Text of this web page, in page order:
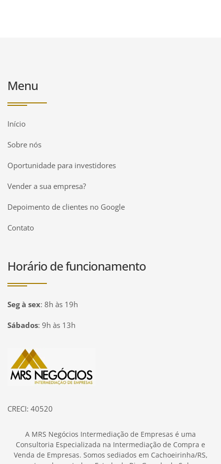
Menu
Início
Sobre nós
Oportunidade para investidores
Vender a sua empresa?
Depoimento de clientes no Google
Contato
Horário de funcionamento
Seg à sex: 8h às 19h
Sábados: 9h às 13h
Página inicial
CRECI: 40520
A MRS Negócios Intermediação de Empresas é uma
Consultoria Especializada na Intermediação de Compra e
Venda de Empresas. Somos sediados em Cachoeirinha/RS,